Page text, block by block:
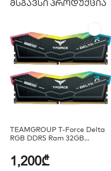
ᲛᲡᲒᲐᲕᲡᲘ ᲞᲠᲝᲓᲣᲥᲪᲘᲐ
TEAMGROUP T-Force Delta
RGB DDR5 Ram 32GB
1,200₾